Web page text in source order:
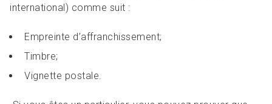
international) comme suit :
Empreinte d’affranchissement;
Timbre;
Vignette postale.